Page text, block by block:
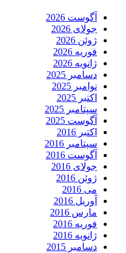
آگوست 2026
جولای 2026
ژوئن 2026
فوریه 2026
ژانویه 2026
دسامبر 2025
نوامبر 2025
اکتبر 2025
سپتامبر 2025
آگوست 2025
اکتبر 2016
سپتامبر 2016
آگوست 2016
جولای 2016
ژوئن 2016
می 2016
آوریل 2016
مارس 2016
فوریه 2016
ژانویه 2016
دسامبر 2015